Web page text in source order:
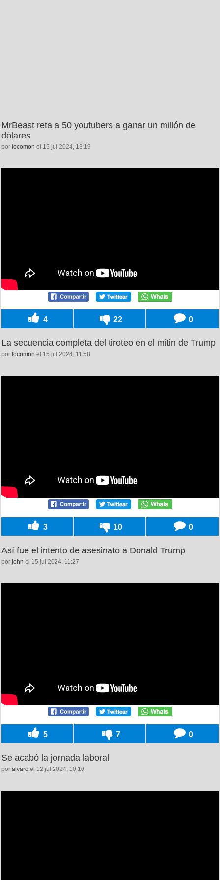
MrBeast reta a 50 youtubers a ganar un millón de
dólares
por locomon el 15 jul 2024, 13:19
4 22 0
La secuencia completa del tiroteo en el mitin de Trump
por locomon el 15 jul 2024, 11:58
3 10 0
Así fue el intento de asesinato a Donald Trump
por john el 15 jul 2024, 11:27
5 7 0
Se acabó la jornada laboral
por alvaro el 12 jul 2024, 10:10